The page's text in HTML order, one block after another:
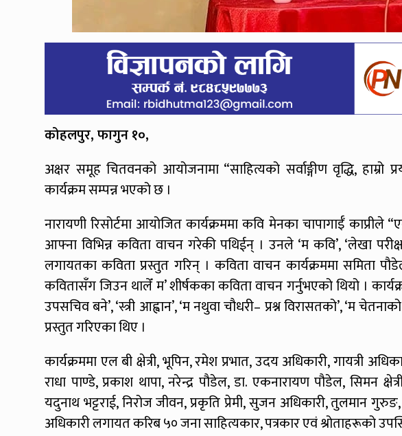
कोहलपुर, फागुन १०,
अक्षर समूह चितवनको आयोजनामा “साहित्यको सर्वाङ्गीण वृद्धि, हाम्रो
कार्यक्रम सम्पन्न भएको छ ।
नारायणी रिसोर्टमा आयोजित कार्यक्रममा कवि मेनका चापागाईँ
आफ्ना विभिन्न कविता वाचन गरेकी पथिईन् । उनले ‘म कवि’, ‘लेखा
लगायतका कविता प्रस्तुत गरिन् । कविता वाचन कार्यक्रममा समिता
कवितासँग जिउन थालेँ म’ शीर्षकका कविता वाचन गर्नुभएको थियो ।
उपसचिव बने’, ‘स्त्री आह्वान’, ‘म नथुवा चौधरी– प्रश्न विरासतको’, ‘म
प्रस्तुत गरिएका थिए ।
कार्यक्रममा एल बी क्षेत्री, भूपिन, रमेश प्रभात, उदय अधिकारी, गायत्री
राधा पाण्डे, प्रकाश थापा, नरेन्द्र पौडेल, डा. एकनारायण पौडेल, सिमन
यदुनाथ भट्टराई, निरोज जीवन, प्रकृति प्रेमी, सुजन अधिकारी, तुलमान
अधिकारी लगायत करिब ५० जना साहित्यकार, पत्रकार एवं श्रोताहरूको